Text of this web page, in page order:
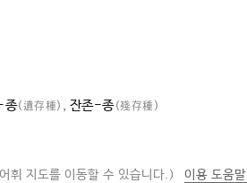
종(遺存種) , 잔존-종(殘存種)
휘 지도를 이동할 수 있습니다.) 이용 도움